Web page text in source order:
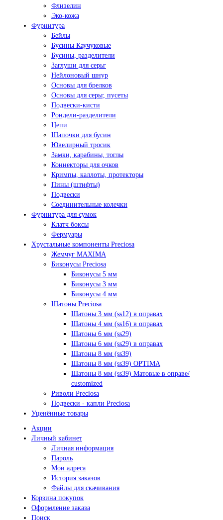
Флизелин
Эко-кожа
Фурнитура
Бейлы
Бусины Каучуковые
Бусины, разделители
Заглуши для серьг
Нейлоновый шнур
Основы для брелков
Основы для серьг, пусеты
Подвески-кисти
Рондели-разделители
Цепи
Шапочки для бусин
Ювелирный тросик
Замки, карабины, тоглы
Коннекторы для очков
Кримпы, каллоты, протекторы
Пины (штифты)
Подвески
Соединительные колечки
Фурнитура для сумок
Клатч боксы
Фермуары
Хрустальные компоненты Preciosa
Жемчуг MAXIMA
Биконусы Preciosa
Биконусы 5 мм
Биконусы 3 мм
Биконусы 4 мм
Шатоны Preciosa
Шатоны 3 мм (ss12) в оправах
Шатоны 4 мм (ss16) в оправах
Шатоны 6 мм (ss29)
Шатоны 6 мм (ss29) в оправах
Шатоны 8 мм (ss39)
Шатоны 8 мм (ss39) OPTIMA
Шатоны 8 мм (ss39) Матовые в оправе/
customized
Риволи Preciosa
Подвески - капли Preciosa
Уценённые товары
Акции
Личный кабинет
Личная информация
Пароль
Мои адреса
История заказов
Файлы для скачивания
Корзина покупок
Оформление заказа
Поиск